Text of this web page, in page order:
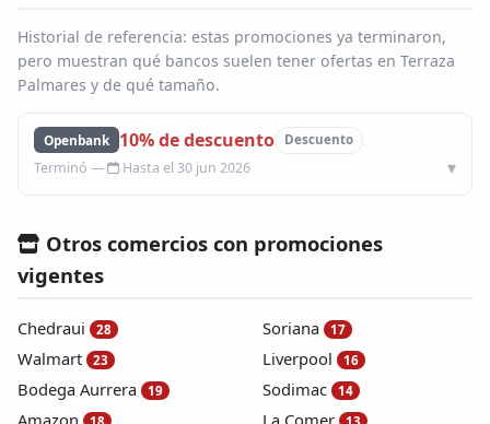
Infinito
Historial de referencia: estas promociones ya terminaron,
pero muestran qué bancos suelen tener ofertas en Terraza
Palmares y de qué tamaño.
Openbank 10% de descuento Descuento
Hasta el 30 jun 2026
Otros comercios con promociones
vigentes
Chedraui 28
Walmart 23
Bodega Aurrera 19
Amazon 18
Soriana 17
Liverpool 16
Sodimac 14
La Comer 13